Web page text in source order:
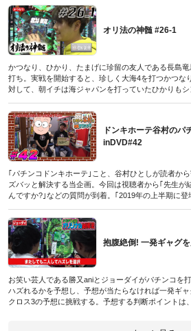
りもシンフォギアで順調に出玉を増やし、持ち玉が
わりたくないたまげと長島、そろそろ当てて欲しいが
(パチンコオリジナル必勝法デラックス2019年8月号
2019年6月20日発売号)
オリ法の神髄 #26-1
かつなり、ひかり、たまげに珍留の友人である長島
打ち。実戦を開始すると、珍しく大海4を打つかつな
対して、朝イチは海ジャパンを打っていたひかりもシ
まげと長島。果たして前半のうちに全員が当てること
(パチンコオリジナル必勝法デラックス2019年8月号
2019年6月20日発売号)
ドンキホーテ谷村のパ
inDVD#42
｢パチンコドンキホーテ｣こと、谷村ひとしが読者か
ズバッと解決する当企画。今回は視聴者から｢先生が
んですか?｣などの質問が到着。｢2019年の上半期に登
とは…!?
(パチンコオリジナル必勝法デラックス2019年8月号
2019年6月20日発売号)
抱腹絶倒! 一発ギャグ
お笑い芸人である勝又aniとジョーダイがパチンコを
ハズれるかを予想し、予想が当たらなければ一発ギ
クロス3の予想に挑戦する。予想する判断ポイントは